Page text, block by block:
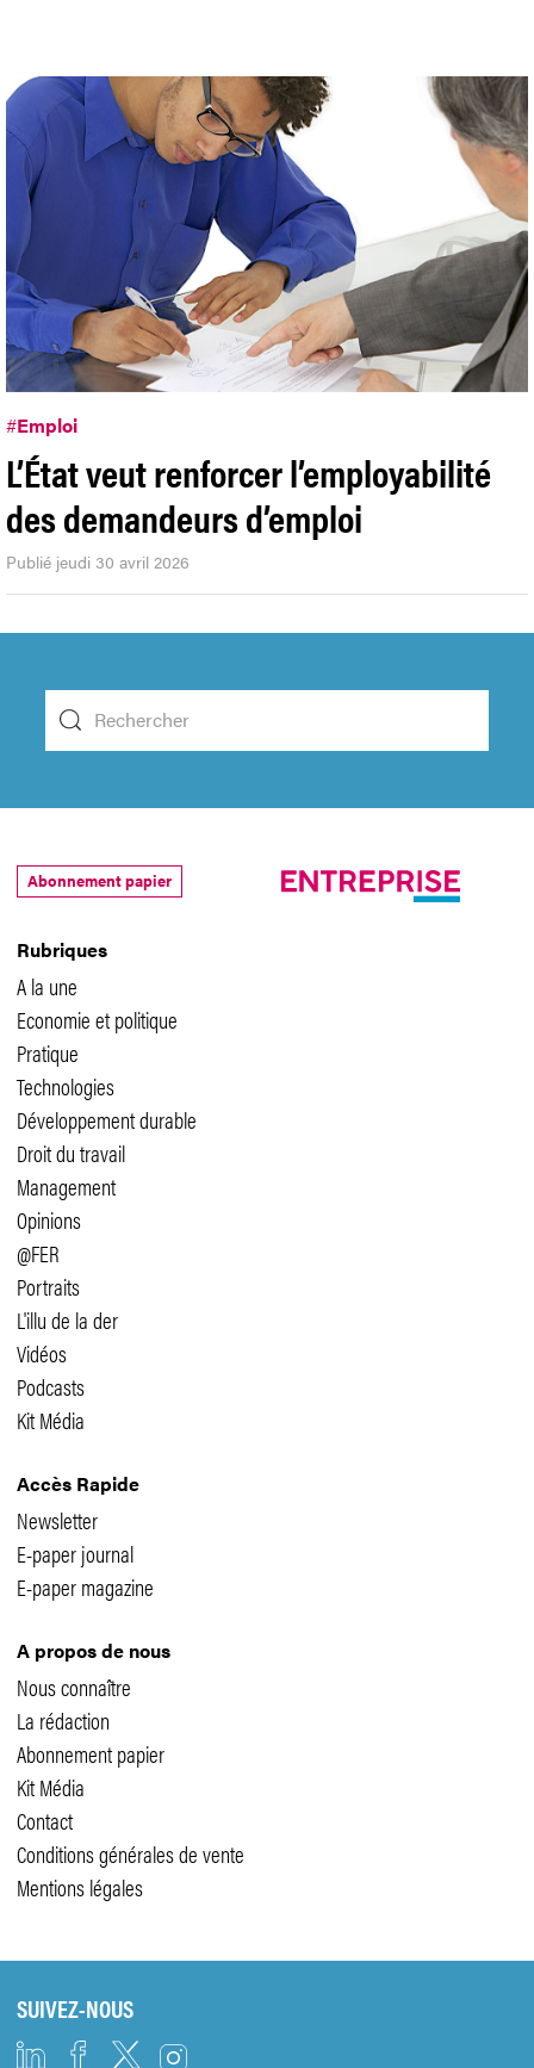
#Emploi
L’État veut renforcer l’employabilité
des demandeurs d’emploi
Publié jeudi 30 avril 2026
Rubriques
A la une
Economie et politique
Pratique
Technologies
Développement durable
Droit du travail
Management
Opinions
@FER
Portraits
L'illu de la der
Vidéos
Podcasts
Kit Média
Accès Rapide
Newsletter
E-paper journal
E-paper magazine
A propos de nous
Nous connaître
La rédaction
Abonnement papier
Kit Média
Contact
Conditions générales de vente
Mentions légales
Abonnement papier
SUIVEZ-NOUS